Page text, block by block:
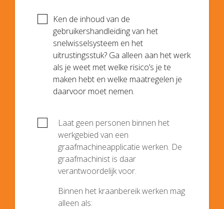
Ken de inhoud van de
gebruikershandleiding van het
snelwisselsysteem en het
uitrustingsstuk? Ga alleen aan het werk
als je weet met welke risico’s je te
maken hebt en welke maatregelen je
daarvoor moet nemen.
Laat geen personen binnen het
werkgebied van een
graafmachineapplicatie werken. De
graafmachinist is daar
verantwoordelijk voor.
Binnen het kraanbereik werken mag
alleen als: